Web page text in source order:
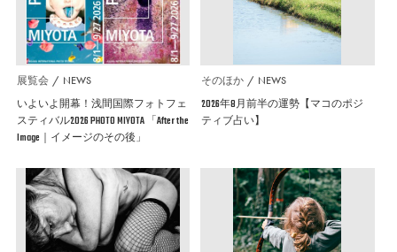
展覧会 NEWS
いよいよ開幕！浅間国際フォトフェ
スティバル2026 PHOTO MIYOTA 「After the
Image｜イメージのその後」
そのほか NEWS
2026年8月前半の運勢【マコのポジ
ティブ占い】